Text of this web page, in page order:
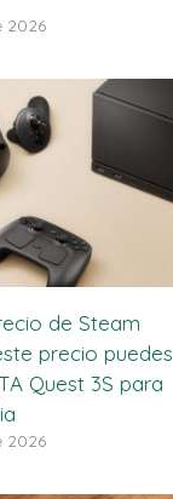
2026
de Steam
precio puedes
Quest 3S para
2026